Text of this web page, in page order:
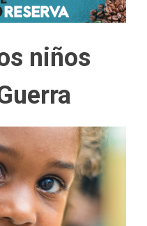
niños